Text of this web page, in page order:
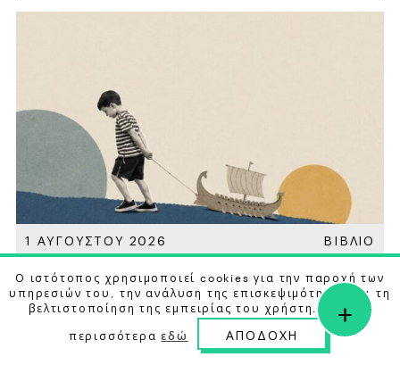
1 ΑΥΓΟΥΣΤΟΥ 2026 ΒΙΒΛΙΟ
Οδύσσεια: Η Μεγαλύτερη Επιτυχία
του Nolan δεν Ήταν η Ταινία
ΔΕΣΠΟΙΝΑ ΡΑΜΜΟΥ
Ο ιστότοπος χρησιμοποιεί cookies για την παροχή των
υπηρεσιών του, την ανάλυση της επισκεψιμότητας και τη
βελτιστοποίηση της εμπειρίας του χρήστη. Μάθετε
περισσότεραεδώ ΑΠΟΔΟΧΗ
+